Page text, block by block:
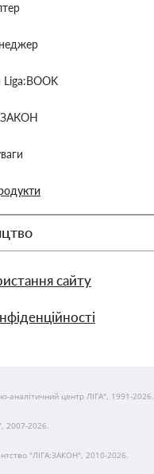
сайту
аналітичний центр ЛІГА", 1991-2026.
2007-2026.
"ЛІГА:ЗАКОН", 2010-2026.